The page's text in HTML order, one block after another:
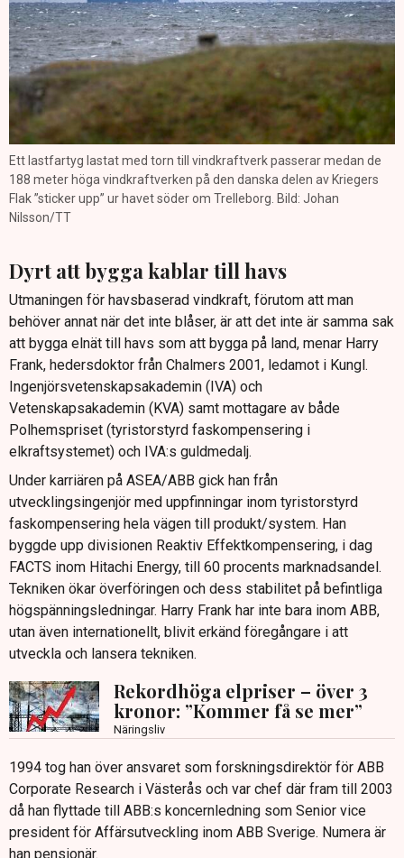
Ett lastfartyg lastat med torn till vindkraftverk passerar medan de
188 meter höga vindkraftverken på den danska delen av Kriegers
Flak ”sticker upp” ur havet söder om Trelleborg. Bild: Johan
Nilsson/TT
Dyrt att bygga kablar till havs
Utmaningen för havsbaserad vindkraft, förutom att man
behöver annat när det inte blåser, är att det inte är samma sak
att bygga elnät till havs som att bygga på land, menar Harry
Frank, hedersdoktor från Chalmers 2001, ledamot i Kungl.
Ingenjörsvetenskapsakademin (IVA) och
Vetenskapsakademin (KVA) samt mottagare av både
Polhemspriset (tyristorstyrd faskompensering i
elkraftsystemet) och IVA:s guldmedalj.
Under karriären på ASEA/ABB gick han från
utvecklingsingenjör med uppfinningar inom tyristorstyrd
faskompensering hela vägen till produkt/system. Han
byggde upp divisionen Reaktiv Effektkompensering, i dag
FACTS inom Hitachi Energy, till 60 procents marknadsandel.
Tekniken ökar överföringen och dess stabilitet på befintliga
högspänningsledningar. Harry Frank har inte bara inom ABB,
utan även internationellt, blivit erkänd föregångare i att
utveckla och lansera tekniken.
Rekordhöga elpriser – över 3
kronor: ”Kommer få se mer”
Näringsliv
1994 tog han över ansvaret som forskningsdirektör för ABB
Corporate Research i Västerås och var chef där fram till 2003
då han flyttade till ABB:s koncernledning som Senior vice
president för Affärsutveckling inom ABB Sverige. Numera är
han pensionär.